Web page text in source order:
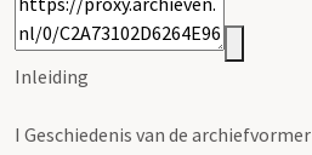
Inleiding
I Geschiedenis van de archiefvormer